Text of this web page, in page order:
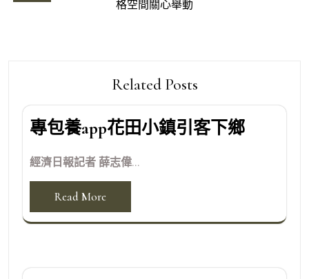
格空間關心舉動
Related Posts
專包養app花田小鎮引客下鄉
經濟日報記者 薛志偉...
Read More